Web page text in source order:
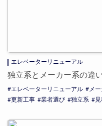
エレベーターリニューアル
独立系とメーカー系の違
エレベーターリニューアル メ
更新工事
業者選び 独立系